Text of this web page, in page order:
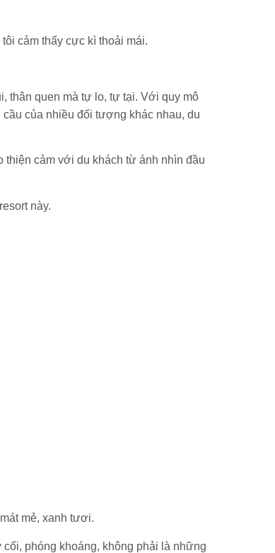
cảm thấy cực kì thoải mái.
thân quen mà tự lo, tự tại. Với quy mô
của nhiều đối tượng khác nhau, du
cảm với du khách từ ánh nhìn đầu
này.
mẻ, xanh tươi.
phóng khoáng, không phải là những